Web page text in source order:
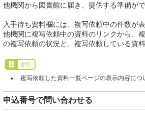
他機関から図書館に届き、提供する準備が
入手待ち資料欄には、複写依頼中の件数が表
他機関に複写依頼中の資料のリンクから、
の複写依頼の状況と、複写依頼している資
参照
複写依頼した資料一覧ページの表示内容につ
申込番号で問い合わせる